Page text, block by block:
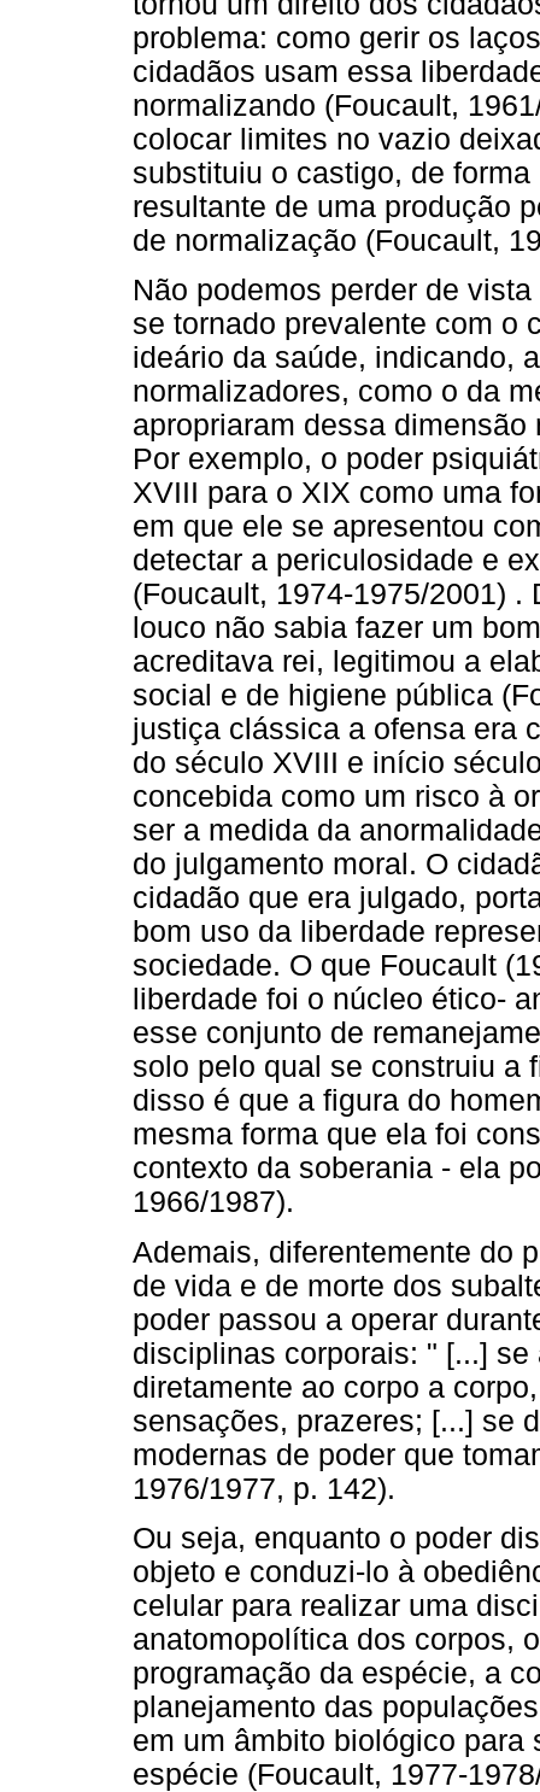
problema: como gerir os
cidadãos usam essa
normalizando (Foucault,
colocar limites no vazio
substituiu o castigo, de
resultante de uma produção
de normalização (Foucault,
Não podemos perder de
se tornado prevalente com o
ideário da saúde, indicando,
normalizadores, como o da
apropriaram dessa
Por exemplo, o poder
XVIII para o XIX como uma
em que ele se apresentou
detectar a periculosidade e
(Foucault, 1974-1975/2001) .
louco não sabia fazer um
acreditava rei, legitimou a
social e de higiene pública
justiça clássica a ofensa era
do século XVIII e início
concebida como um risco à
ser a medida da
do julgamento moral. O
cidadão que era julgado,
bom uso da liberdade
sociedade. O que Foucault
liberdade foi o núcleo ético-
esse conjunto de
solo pelo qual se construiu a
disso é que a figura do
mesma forma que ela foi
contexto da soberania - ela
1966/1987).
Ademais, diferentemente do
de vida e de morte dos
poder passou a operar
disciplinas corporais: " [...]
diretamente ao corpo a
sensações, prazeres; [...] se
modernas de poder que
1976/1977, p. 142).
Ou seja, enquanto o poder
objeto e conduzi-lo à
celular para realizar uma
anatomopolítica dos corpos,
programação da espécie, a
planejamento das
em um âmbito biológico para
espécie (Foucault, 1977-